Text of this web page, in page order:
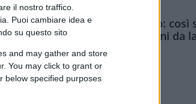
il nostro traffico.
Puoi cambiare idea e
su questo sito
and may gather and store
You may click to grant or
below specified purposes
ECONOMIA
Condominio:
infiltrazioni da